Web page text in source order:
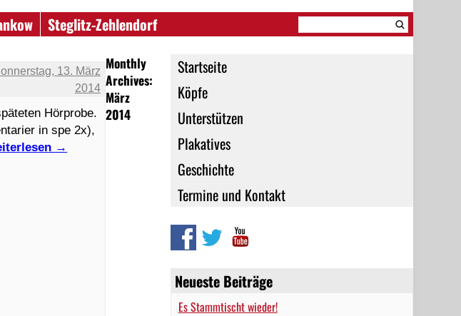
Steglitz-Zehlendorf
Startseite
Köpfe
Unterstützen
Plakatives
Geschichte
Termine und Kontakt
Neueste Beiträge
Es Stammtischt wieder!
Monthly
Archives:
März
2014
13. März
2014
Hörprobe.
in spe 2x),
→